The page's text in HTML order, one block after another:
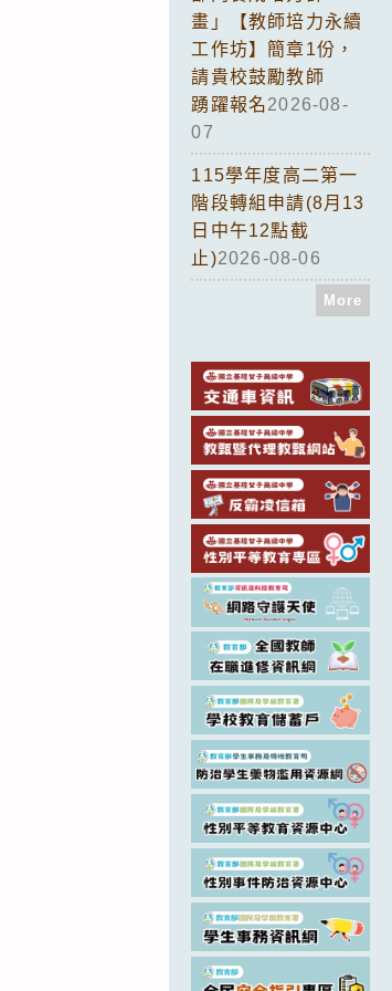
畫」【教師培力永續
工作坊】簡章1份，
請貴校鼓勵教師
踴躍報名2026-08-
07
115學年度高二第一
階段轉組申請(8月13
日中午12點截
止)2026-08-06
More